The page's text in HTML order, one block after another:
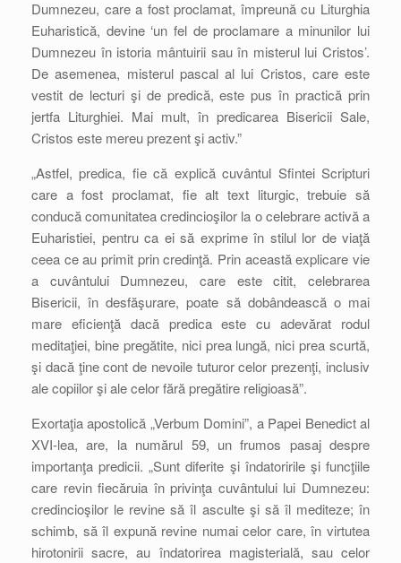
Dumnezeu, care a fost proclamat, împreună cu Liturghia
Euharistică, devine ‘un fel de proclamare a minunilor lui
Dumnezeu în istoria mântuirii sau în misterul lui Cristos’.
De asemenea, misterul pascal al lui Cristos, care este
vestit de lecturi şi de predică, este pus în practică prin
jertfa Liturghiei. Mai mult, în predicarea Bisericii Sale,
Cristos este mereu prezent şi activ.”
„Astfel, predica, fie că explică cuvântul Sfintei Scripturi
care a fost proclamat, fie alt text liturgic, trebuie să
conducă comunitatea credincioşilor la o celebrare activă a
Euharistiei, pentru ca ei să exprime în stilul lor de viaţă
ceea ce au primit prin credinţă. Prin această explicare vie
a cuvântului Dumnezeu, care este citit, celebrarea
Bisericii, în desfăşurare, poate să dobândească o mai
mare eficienţă dacă predica este cu adevărat rodul
meditaţiei, bine pregătite, nici prea lungă, nici prea scurtă,
şi dacă ţine cont de nevoile tuturor celor prezenţi, inclusiv
ale copiilor şi ale celor fără pregătire religioasă”.
Exortaţia apostolică „Verbum Domini”, a Papei Benedict al
XVI-lea, are, la numărul 59, un frumos pasaj despre
importanţa predicii. „Sunt diferite şi îndatoririle şi funcţiile
care revin fiecăruia în privinţa cuvântului lui Dumnezeu:
credincioşilor le revine să îl asculte şi să îl mediteze; în
schimb, să îl expună revine numai celor care, în virtutea
hirotonirii sacre, au îndatorirea magisterială, sau celor